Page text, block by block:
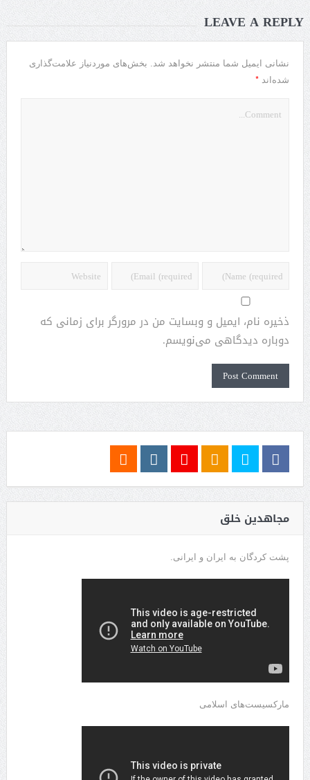
LEAVE A REPLY
نشانی ایمیل شما منتشر نخواهد شد. بخش‌های موردنیاز علامت‌گذاری
شده‌اند *
ذخیره نام، ایمیل و وبسایت من در مرورگر برای زمانی که
دوباره دیدگاهی می‌نویسم.
مجاهدین خلق
پشت کردگان به ایران و ایرانی.
مارکسیست‌های اسلامی